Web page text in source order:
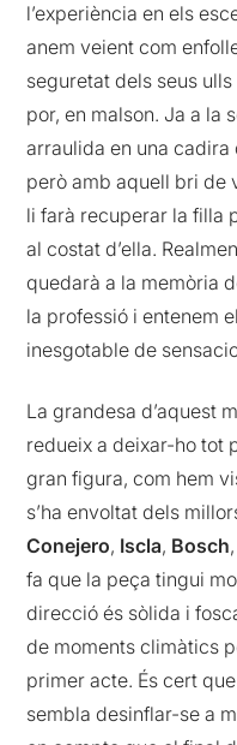
l’experiència en els
anem veient com
seguretat dels seus
por, en malson. Ja a la
arraulida en una
però amb aquell bri de
li farà recuperar la filla
al costat d’ella.
quedarà a la memòria
la professió i entenem
inesgotable de
La grandesa d’aquest
redueix a deixar-ho tot
gran figura, com hem
s’ha envoltat dels
Conejero, Iscla, Bosch,
fa que la peça tingui
direcció és sòlida i
de moments climàtics
primer acte. És cert
sembla desinflar-se a